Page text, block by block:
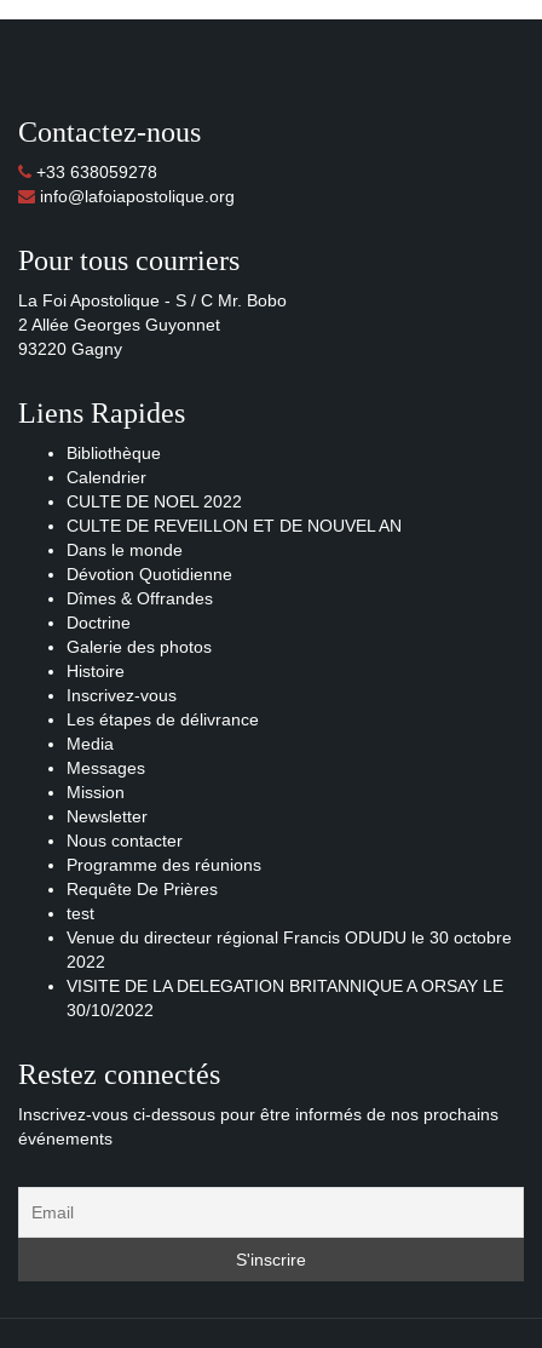
Contactez-nous
+33 638059278
info@lafoiapostolique.org
Pour tous courriers
La Foi Apostolique - S / C Mr. Bobo
2 Allée Georges Guyonnet
93220 Gagny
Liens Rapides
Bibliothèque
Calendrier
CULTE DE NOEL 2022
CULTE DE REVEILLON ET DE NOUVEL AN
Dans le monde
Dévotion Quotidienne
Dîmes & Offrandes
Doctrine
Galerie des photos
Histoire
Inscrivez-vous
Les étapes de délivrance
Media
Messages
Mission
Newsletter
Nous contacter
Programme des réunions
Requête De Prières
test
Venue du directeur régional Francis ODUDU le 30 octobre
2022
VISITE DE LA DELEGATION BRITANNIQUE A ORSAY LE
30/10/2022
Restez connectés
Inscrivez-vous ci-dessous pour être informés de nos prochains
événements